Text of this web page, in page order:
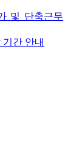
및 단축근무
간 안내